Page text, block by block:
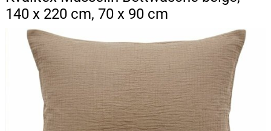
140 x 220 cm, 70 x 90 cm